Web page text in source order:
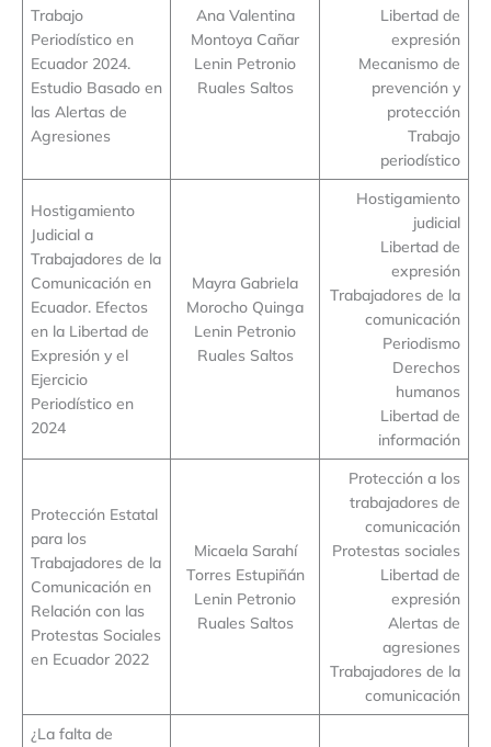
Trabajo
Periodístico en
Ecuador 2024.
Estudio Basado en
las Alertas de
Agresiones
Ana Valentina
Montoya Cañar
Lenin Petronio
Ruales Saltos
Libertad de
expresión
Mecanismo de
prevención y
protección
Trabajo
periodístico
Hostigamiento
Judicial a
Trabajadores de la
Comunicación en
Ecuador. Efectos
en la Libertad de
Expresión y el
Ejercicio
Periodístico en
2024
Mayra Gabriela
Morocho Quinga
Lenin Petronio
Ruales Saltos
Hostigamiento
judicial
Libertad de
expresión
Trabajadores de la
comunicación
Periodismo
Derechos
humanos
Libertad de
información
Protección Estatal
para los
Trabajadores de la
Comunicación en
Relación con las
Protestas Sociales
en Ecuador 2022
Micaela Sarahí
Torres Estupiñán
Lenin Petronio
Ruales Saltos
Protección a los
trabajadores de
comunicación
Protestas sociales
Libertad de
expresión
Alertas de
agresiones
Trabajadores de la
comunicación
¿La falta de